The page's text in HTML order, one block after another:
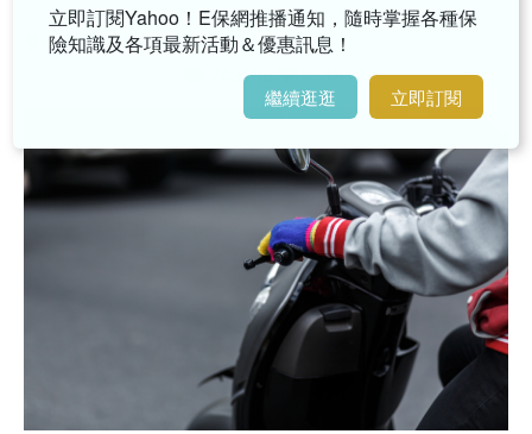
發佈日期 / 2026-07-20
743136 351814
立即訂閱Yahoo！E保網推播通知，隨時掌握各種保
險知識及各項最新活動＆優惠訊息！
繼續逛逛 立即訂閱